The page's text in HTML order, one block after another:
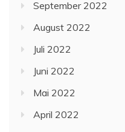
September 2022
August 2022
Juli 2022
Juni 2022
Mai 2022
April 2022